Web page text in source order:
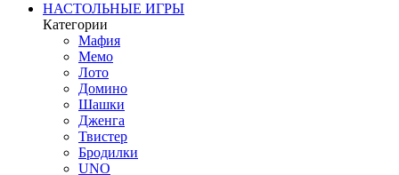
НАСТОЛЬНЫЕ ИГРЫ
Категории
Мафия
Мемо
Лото
Домино
Шашки
Дженга
Твистер
Бродилки
UNO